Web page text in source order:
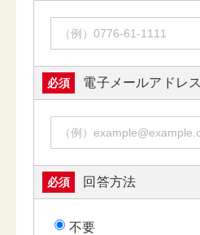
必須 電子メールアドレス
必須 回答方法
不要